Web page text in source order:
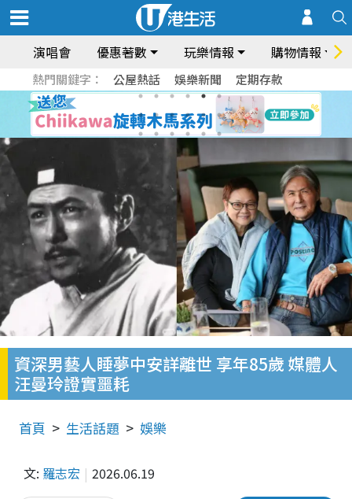
演唱會 優惠著數 玩樂情報 購物情報
熱門關鍵字： 公屋熱話 娛樂新聞 定期存款
資深男藝人睡夢中安詳離世 享年85歲 媒體人
汪曼玲證實噩耗
首頁 生活話題 娛樂
文: 羅志宏 2026.06.19